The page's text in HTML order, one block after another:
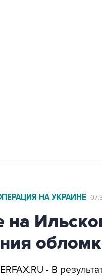
НА УКРАИНЕ
на
- В